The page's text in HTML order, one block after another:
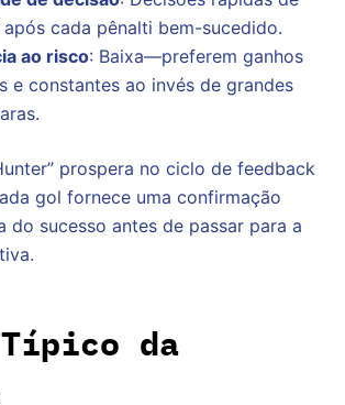
após cada pênalti bem-sucedido.
ao risco: Baixa—preferem ganhos
e constantes ao invés de grandes
prospera no ciclo de feedback
gol fornece uma confirmação
do sucesso antes de passar para a
da